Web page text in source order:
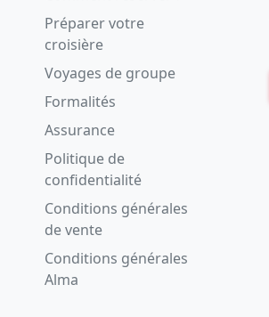
Préparer votre
croisière
Voyages de groupe
Formalités
Assurance
Politique de
confidentialité
Conditions générales
de vente
Conditions générales
Alma